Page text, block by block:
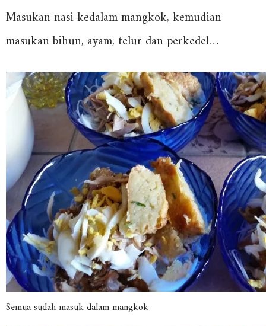
Masukan nasi kedalam mangkok, kemudian
masukan bihun, ayam, telur dan perkedel…
Semua sudah masuk dalam mangkok